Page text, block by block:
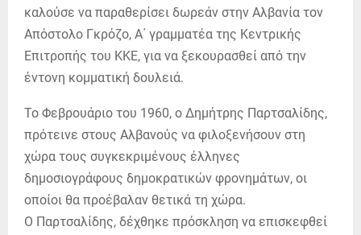
καλούσε να παραθερίσει δωρεάν στην Αλβανία τον
Απόστολο Γκρόζο, Α΄ γραμματέα της Κεντρικής
Επιτροπής του ΚΚΕ, για να ξεκουρασθεί από την
έντονη κομματική δουλειά.
Το Φεβρουάριο του 1960, ο Δημήτρης Παρτσαλίδης,
πρότεινε στους Αλβανούς να φιλοξενήσουν στη
χώρα τους συγκεκριμένους έλληνες
δημοσιογράφους δημοκρατικών φρονημάτων, οι
οποίοι θα προέβαλαν θετικά τη χώρα.
Ο Παρτσαλίδης, δέχθηκε πρόσκληση να επισκεφθεί